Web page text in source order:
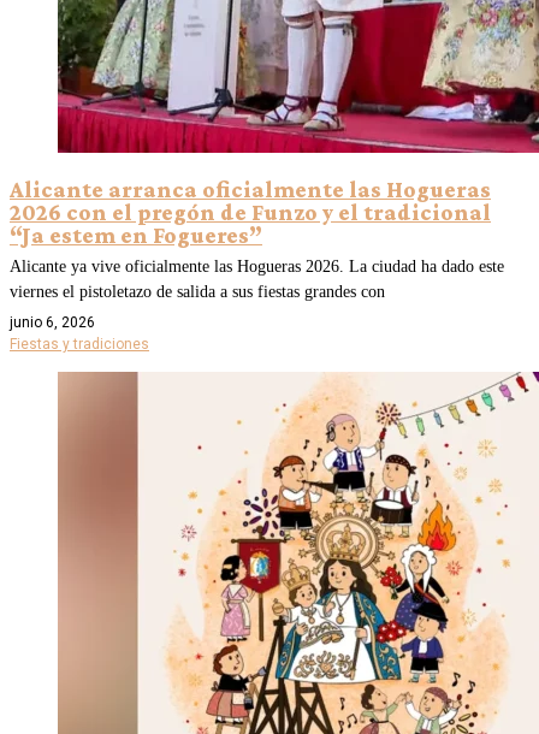
Alicante arranca oficialmente las Hogueras
2026 con el pregón de Funzo y el tradicional
“Ja estem en Fogueres”
Alicante ya vive oficialmente las Hogueras 2026. La ciudad ha dado este
viernes el pistoletazo de salida a sus fiestas grandes con
junio 6, 2026
Fiestas y tradiciones